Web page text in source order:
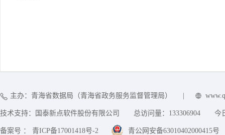
主办：青海省数据局（青海省政务服务监督管理局）
技术支持：国泰新点软件股份有限公司 总访问量： 133306904 今
备案号 ： 青ICP备17001418号-2 青公网安备63010402000415号